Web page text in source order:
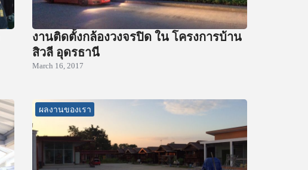
งานติดตั้งกล้องวงจรปิด ใน โครงการบ้าน
สิวลี อุดรธานี
March 16, 2017
ผลงานของเรา